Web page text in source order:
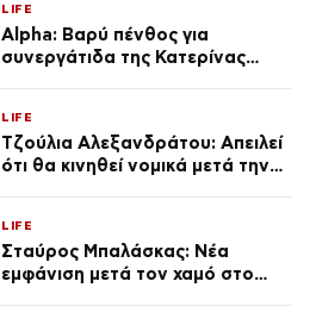
LIFE
Alpha: Βαρύ πένθος για
συνεργάτιδα της Κατερίνας
του Θεού»
LIFE
Τζούλια Αλεξανδράτου: Απειλεί
ότι θα κινηθεί νομικά μετά την
LIFE
Σταύρος Μπαλάσκας: Νέα
εμφάνιση μετά τον χαμό στο